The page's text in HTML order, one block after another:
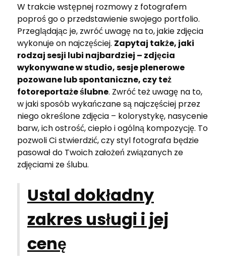
W trakcie wstępnej rozmowy z fotografem
poproś go o przedstawienie swojego portfolio.
Przeglądając je, zwróć uwagę na to, jakie zdjęcia
wykonuje on najczęściej. Zapytaj także, jaki
rodzaj sesji lubi najbardziej – zdjęcia
wykonywane w studio, sesje plenerowe
pozowane lub spontaniczne, czy też
fotoreportaże ślubne. Zwróć też uwagę na to,
w jaki sposób wykańczane są najczęściej przez
niego określone zdjęcia – kolorystykę, nasycenie
barw, ich ostrość, ciepło i ogólną kompozycję. To
pozwoli Ci stwierdzić, czy styl fotografa będzie
pasował do Twoich założeń związanych ze
zdjęciami ze ślubu.
Ustal dokładny
zakres usługi i jej
cenę